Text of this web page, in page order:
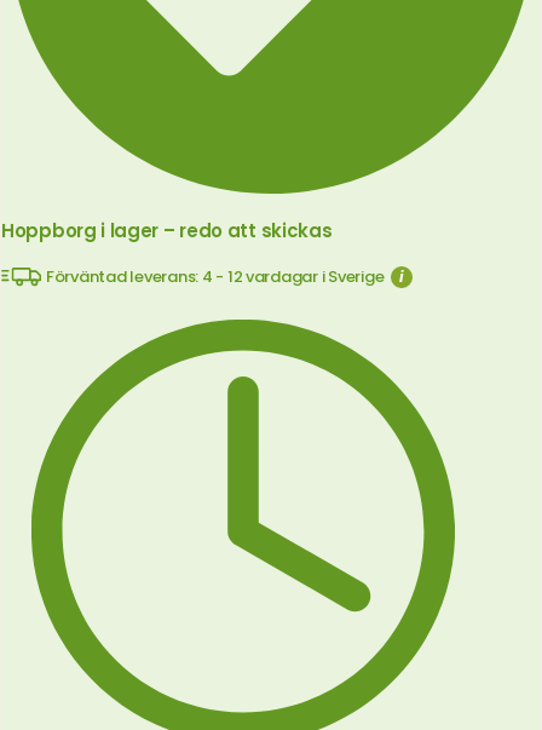
Hoppborg i lager – redo att skickas
Förväntad leverans: 4 - 12 vardagar i Sverige i